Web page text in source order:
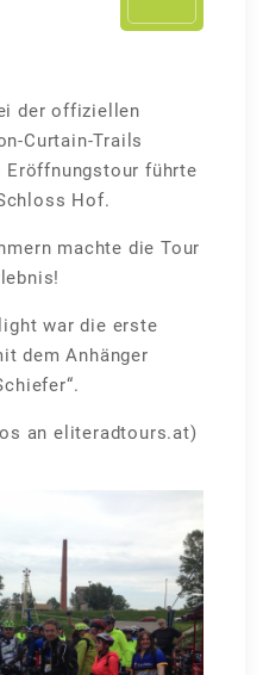
der offiziellen
Curtain-Trails
Eröffnungstour führte
Hof.
machte die Tour
war die erste
dem Anhänger
an eliteradtours.at)